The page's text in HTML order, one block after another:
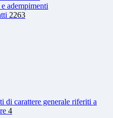
adempimenti
2263
di carattere generale riferiti a
4